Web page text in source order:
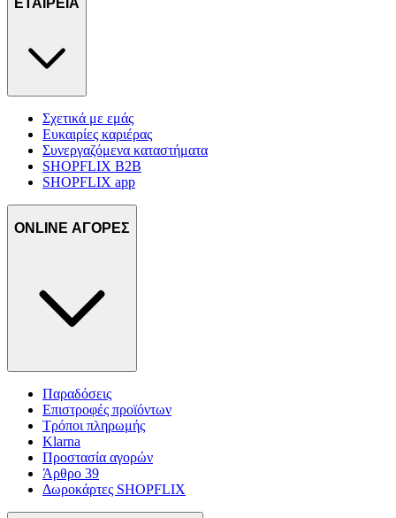
δικτύωσης, διαφημίσεων και ανάλυσης.
ΕΤΑΙΡΕΙΑ
Σχετικά με εμάς
Ευκαιρίες καριέρας
Συνεργαζόμενα καταστήματα
SHOPFLIX B2B
SHOPFLIX app
ONLINE ΑΓΟΡΕΣ
Παραδόσεις
Επιστροφές προϊόντων
Τρόποι πληρωμής
Klarna
Προστασία αγορών
Άρθρο 39
Δωροκάρτες SHOPFLIX